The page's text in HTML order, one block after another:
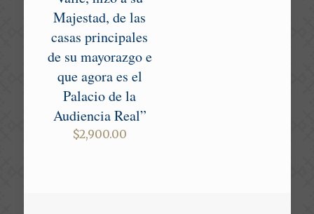
Majestad, de las
casas principales
de su mayorazgo e
que agora es el
Palacio de la
Audiencia Real”
$2,900.00